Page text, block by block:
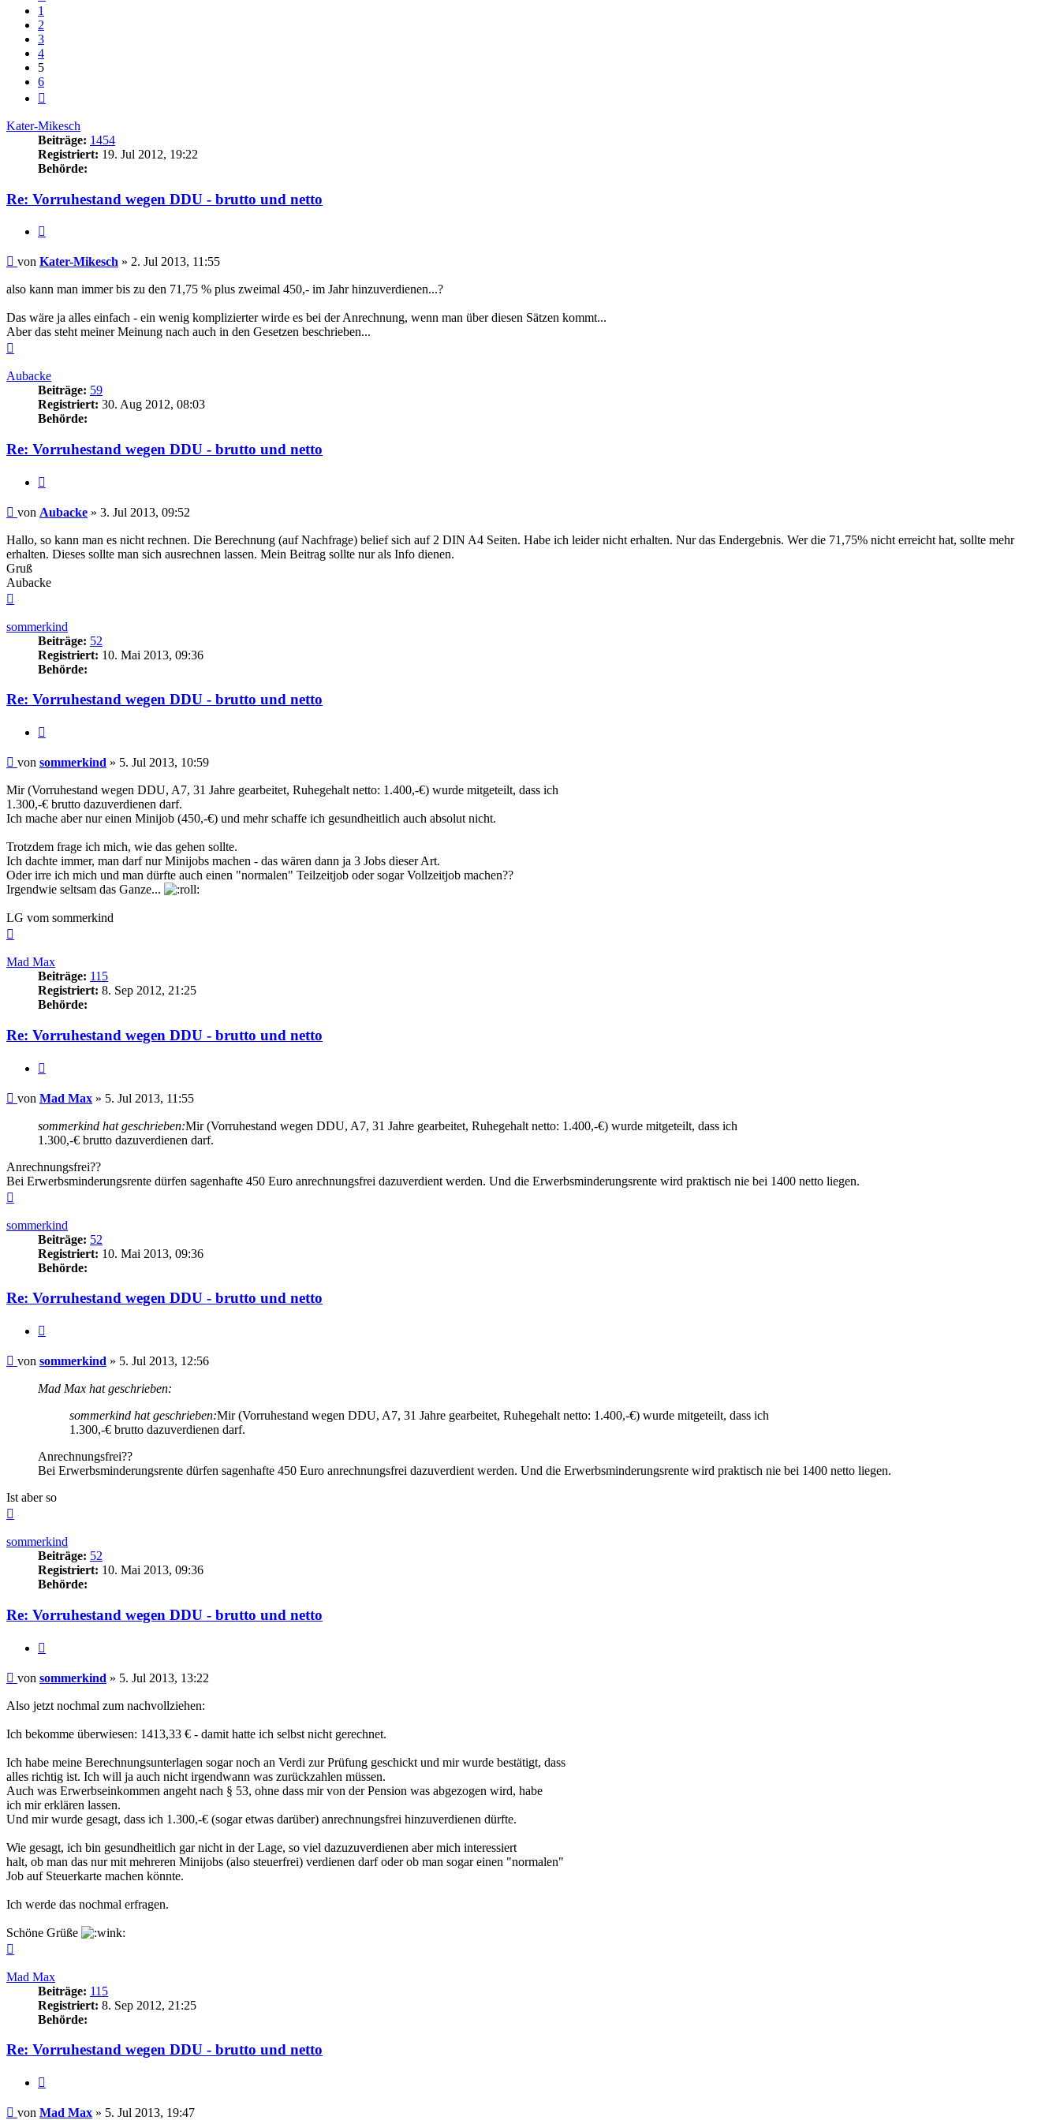
1
2
3
4
5
6
Kater-Mikesch
Beiträge: 1454
Registriert: 19. Jul 2012, 19:22
Behörde:
Re: Vorruhestand wegen DDU - brutto und netto
Beitrag
von Kater-Mikesch » 2. Jul 2013, 11:55
also kann man immer bis zu den 71,75 % plus zweimal 450,- im Jahr hinzuverdienen...?
Das wäre ja alles einfach - ein wenig komplizierter wirde es bei der Anrechnung, wenn man über diesen Sätzen kommt...
Aber das steht meiner Meinung nach auch in den Gesetzen beschrieben...
Aubacke
Beiträge: 59
Registriert: 30. Aug 2012, 08:03
Behörde:
Re: Vorruhestand wegen DDU - brutto und netto
Beitrag
von Aubacke » 3. Jul 2013, 09:52
Hallo, so kann man es nicht rechnen. Die Berechnung (auf Nachfrage) belief sich auf 2 DIN A4 Seiten. Habe ich leider nicht erhalten. Nur das Endergebnis. Wer die 71,75% nicht erreicht hat, sollte mehr
erhalten. Dieses sollte man sich ausrechnen lassen. Mein Beitrag sollte nur als Info dienen.
Gruß
Aubacke
sommerkind
Beiträge: 52
Registriert: 10. Mai 2013, 09:36
Behörde:
Re: Vorruhestand wegen DDU - brutto und netto
Beitrag
von sommerkind » 5. Jul 2013, 10:59
Mir (Vorruhestand wegen DDU, A7, 31 Jahre gearbeitet, Ruhegehalt netto: 1.400,-€) wurde mitgeteilt, dass ich
1.300,-€ brutto dazuverdienen darf.
Ich mache aber nur einen Minijob (450,-€) und mehr schaffe ich gesundheitlich auch absolut nicht.
Trotzdem frage ich mich, wie das gehen sollte.
Ich dachte immer, man darf nur Minijobs machen - das wären dann ja 3 Jobs dieser Art.
Oder irre ich mich und man dürfte auch einen "normalen" Teilzeitjob oder sogar Vollzeitjob machen??
Irgendwie seltsam das Ganze...
LG vom sommerkind
Mad Max
Beiträge: 115
Registriert: 8. Sep 2012, 21:25
Behörde:
Re: Vorruhestand wegen DDU - brutto und netto
Beitrag
von Mad Max » 5. Jul 2013, 11:55
sommerkind hat geschrieben:Mir (Vorruhestand wegen DDU, A7, 31 Jahre gearbeitet, Ruhegehalt netto: 1.400,-€) wurde mitgeteilt, dass ich
1.300,-€ brutto dazuverdienen darf.
Anrechnungsfrei??
Bei Erwerbsminderungsrente dürfen sagenhafte 450 Euro anrechnungsfrei dazuverdient werden. Und die Erwerbsminderungsrente wird praktisch nie bei 1400 netto liegen.
sommerkind
Beiträge: 52
Registriert: 10. Mai 2013, 09:36
Behörde:
Re: Vorruhestand wegen DDU - brutto und netto
Beitrag
von sommerkind » 5. Jul 2013, 12:56
Mad Max hat geschrieben:
sommerkind hat geschrieben:Mir (Vorruhestand wegen DDU, A7, 31 Jahre gearbeitet, Ruhegehalt netto: 1.400,-€) wurde mitgeteilt, dass ich
1.300,-€ brutto dazuverdienen darf.
Anrechnungsfrei??
Bei Erwerbsminderungsrente dürfen sagenhafte 450 Euro anrechnungsfrei dazuverdient werden. Und die Erwerbsminderungsrente wird praktisch nie bei 1400 netto liegen.
Ist aber so
sommerkind
Beiträge: 52
Registriert: 10. Mai 2013, 09:36
Behörde:
Re: Vorruhestand wegen DDU - brutto und netto
Beitrag
von sommerkind » 5. Jul 2013, 13:22
Also jetzt nochmal zum nachvollziehen:
Ich bekomme überwiesen: 1413,33 € - damit hatte ich selbst nicht gerechnet.
Ich habe meine Berechnungsunterlagen sogar noch an Verdi zur Prüfung geschickt und mir wurde bestätigt, dass
alles richtig ist. Ich will ja auch nicht irgendwann was zurückzahlen müssen.
Auch was Erwerbseinkommen angeht nach § 53, ohne dass mir von der Pension was abgezogen wird, habe
ich mir erklären lassen.
Und mir wurde gesagt, dass ich 1.300,-€ (sogar etwas darüber) anrechnungsfrei hinzuverdienen dürfte.
Wie gesagt, ich bin gesundheitlich gar nicht in der Lage, so viel dazuzuverdienen aber mich interessiert
halt, ob man das nur mit mehreren Minijobs (also steuerfrei) verdienen darf oder ob man sogar einen "normalen"
Job auf Steuerkarte machen könnte.
Ich werde das nochmal erfragen.
Schöne Grüße
Mad Max
Beiträge: 115
Registriert: 8. Sep 2012, 21:25
Behörde:
Re: Vorruhestand wegen DDU - brutto und netto
Beitrag
von Mad Max » 5. Jul 2013, 19:47